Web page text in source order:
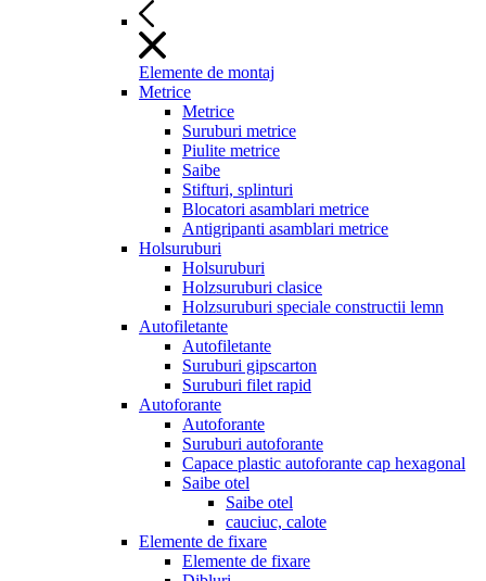
Elemente de montaj
Metrice
Metrice
Suruburi metrice
Piulite metrice
Saibe
Stifturi, splinturi
Blocatori asamblari metrice
Antigripanti asamblari metrice
Holsuruburi
Holsuruburi
Holzsuruburi clasice
Holzsuruburi speciale constructii lemn
Autofiletante
Autofiletante
Suruburi gipscarton
Suruburi filet rapid
Autoforante
Autoforante
Suruburi autoforante
Capace plastic autoforante cap hexagonal
Saibe otel
Saibe otel
cauciuc, calote
Elemente de fixare
Elemente de fixare